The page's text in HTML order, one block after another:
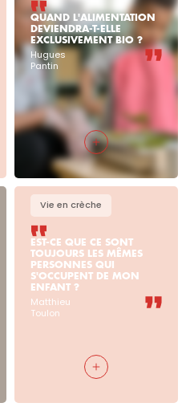
QUAND L'ALIMENTATION
DEVIENDRA-T-ELLE
EXCLUSIVEMENT BIO ?
Hugues
Pantin
Vie en crèche
EST-CE QUE CE SONT
TOUJOURS LES MÊMES
PERSONNES QUI
S'OCCUPENT DE MON
ENFANT ?
Matthieu
Toulon